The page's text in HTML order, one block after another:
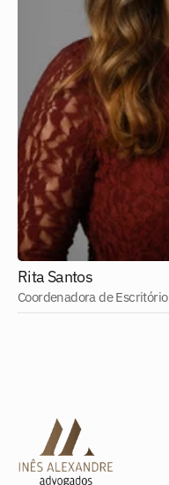
Rita Santos
Coordenadora de Escritório